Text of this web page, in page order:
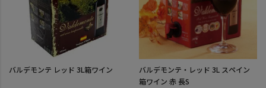
バルデモンテ レッド 3L箱ワイン
バルデモンテ・レッド 3L スペイン
箱ワイン 赤 長S